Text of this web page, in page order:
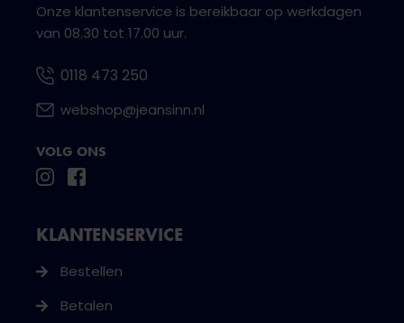
Onze klantenservice is bereikbaar op werkdagen
van 08.30 tot 17.00 uur.
0118 473 250
webshop@jeansinn.nl
VOLG ONS
KLANTENSERVICE
Bestellen
Betalen